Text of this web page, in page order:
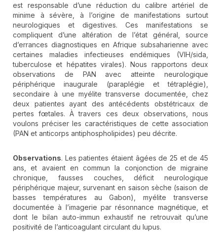
est responsable d’une réduction du calibre artériel de
minime à sévère, à l’origine de manifestations surtout
neurologiques et digestives. Ces manifestations se
compliquent d’une altération de l’état général, source
d’errances diagnostiques en Afrique subsaharienne avec
certaines maladies infectieuses endémiques (VIH/sida,
tuberculose et hépatites virales). Nous rapportons deux
observations de PAN avec atteinte neurologique
périphérique inaugurale (paraplégie et tétraplégie),
secondaire à une myélite transverse documentée, chez
deux patientes ayant des antécédents obstétricaux de
pertes fœtales. À travers ces deux observations, nous
voulons préciser les caractéristiques de cette association
(PAN et anticorps antiphospholipides) peu décrite.
Observations. Les patientes étaient âgées de 25 et de 45
ans, et avaient en commun la conjonction de migraine
chronique, fausses couches, déficit neurologique
périphérique majeur, survenant en saison sèche (saison de
basses températures au Gabon), myélite transverse
documentée à l’imagerie par résonnance magnétique, et
dont le bilan auto-immun exhaustif ne retrouvait qu’une
positivité de l’anticoagulant circulant du lupus.